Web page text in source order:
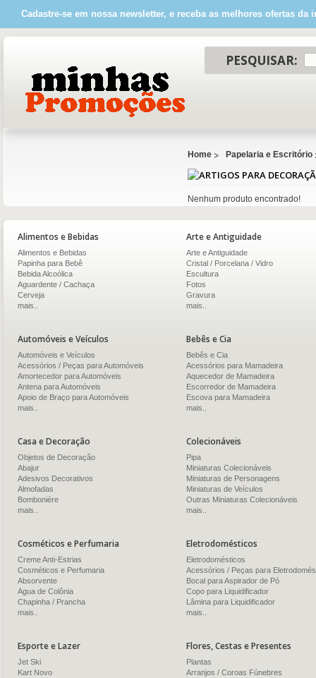
Cadastre-se em nossa newsletter, e receba as melhores ofertas da
PESQUISAR:
Home Papelaria e Escritório
Nenhum produto encontrado!
Alimentos e Bebidas
Alimentos e Bebidas
Papinha para Bebê
Bebida Alcoólica
Aguardente / Cachaça
Cerveja
mais..
Arte e Antiguidade
Arte e Antiguidade
Cristal / Porcelana / Vidro
Escultura
Fotos
Gravura
mais..
Automóveis e Veículos
Automóveis e Veículos
Acessórios / Peças para Automóveis
Amortecedor para Automóveis
Antena para Automóveis
Apoio de Braço para Automóveis
mais..
Bebês e Cia
Bebês e Cia
Acessórios para Mamadeira
Aquecedor de Mamadeira
Escorredor de Mamadeira
Escova para Mamadeira
mais..
Casa e Decoração
Objetos de Decoração
Abajur
Adesivos Decorativos
Almofadas
Bomboniére
mais..
Colecionáveis
Pipa
Miniaturas Colecionáveis
Miniaturas de Personagens
Miniaturas de Veículos
Outras Miniaturas Colecionáveis
mais..
Cosméticos e Perfumaria
Creme Anti-Estrias
Cosméticos e Perfumaria
Absorvente
Água de Colônia
Chapinha / Prancha
mais..
Eletrodomésticos
Eletrodomésticos
Acessórios / Peças para
Bocal para Aspirador de Pó
Copo para Liquidificador
Lâmina para Liquidificador
mais..
Esporte e Lazer
Jet Ski
Kart Novo
Flores, Cestas e Presentes
Plantas
Arranjos / Coroas Fúnebres